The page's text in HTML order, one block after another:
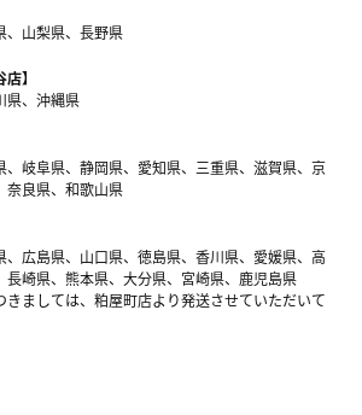
、山梨県、長野県
】
県、沖縄県
、岐阜県、静岡県、愛知県、三重県、滋賀県、京
奈良県、和歌山県
、広島県、山口県、徳島県、香川県、愛媛県、高
長崎県、熊本県、大分県、宮崎県、鹿児島県
ましては、粕屋町店より発送させていただいて